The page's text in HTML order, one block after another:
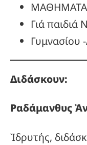
ΜΑΘΗΜΑΤΑ
Γιά παιδιά
Γυμνασίου
Διδάσκουν:
Ραδάμανθυς
Ἰδρυτής,